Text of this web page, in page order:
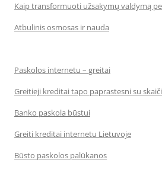
Kaip transformuoti užsakymų valdymą
Atbulinis osmosas ir nauda
Paskolos internetu – greitai
Greitieji kreditai tapo paprastesni su
Banko paskola būstui
Greiti kreditai internetu Lietuvoje
Būsto paskolos palūkanos